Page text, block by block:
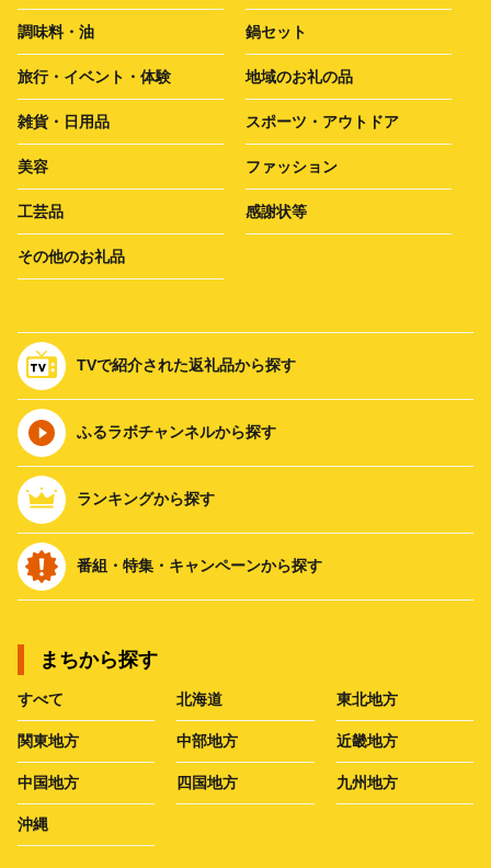
調味料・油 鍋セット
旅行・イベント・体験 地域のお礼の品
雑貨・日用品 スポーツ・アウトドア
美容 ファッション
工芸品 感謝状等
その他のお礼品
TVで紹介された返礼品から探す
ふるラボチャンネルから探す
ランキングから探す
番組・特集・キャンペーンから探す
まちから探す
すべて 北海道 東北地方
関東地方 中部地方 近畿地方
中国地方 四国地方 九州地方
沖縄